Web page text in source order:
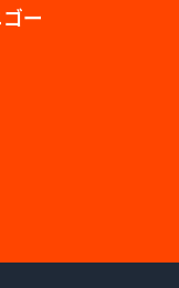
ー